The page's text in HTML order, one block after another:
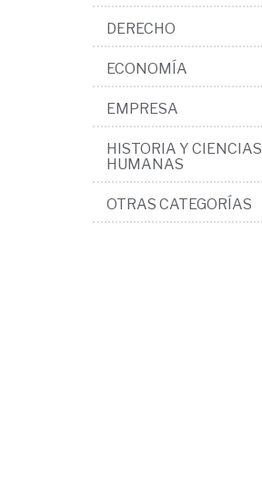
DERECHO
ECONOMÍA
EMPRESA
HISTORIA Y CIENCIAS
HUMANAS
OTRAS CATEGORÍAS